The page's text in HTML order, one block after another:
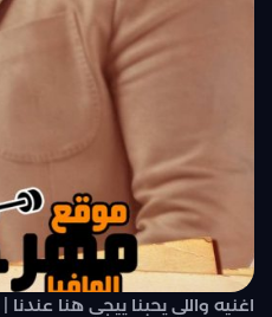
اغنيه واللي يحبنا ييجي هنا